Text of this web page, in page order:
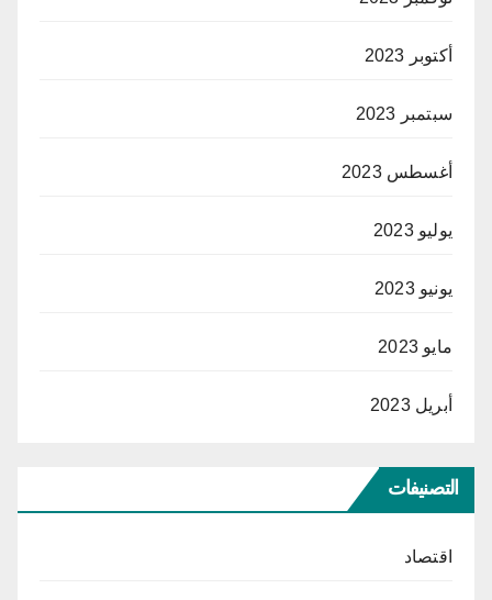
أكتوبر 2023
سبتمبر 2023
أغسطس 2023
يوليو 2023
يونيو 2023
مايو 2023
أبريل 2023
التصنيفات
اقتصاد